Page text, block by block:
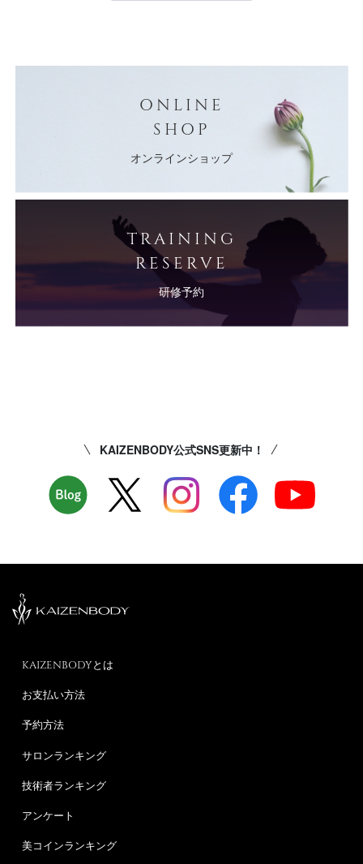
ONLINE
SHOP
オンラインショップ
TRAINING
RESERVE
研修予約
KAIZENBODY公式SNS更新中！
KAIZENBODYとは
お支払い方法
予約方法
サロンランキング
技術者ランキング
アンケート
美コインランキング